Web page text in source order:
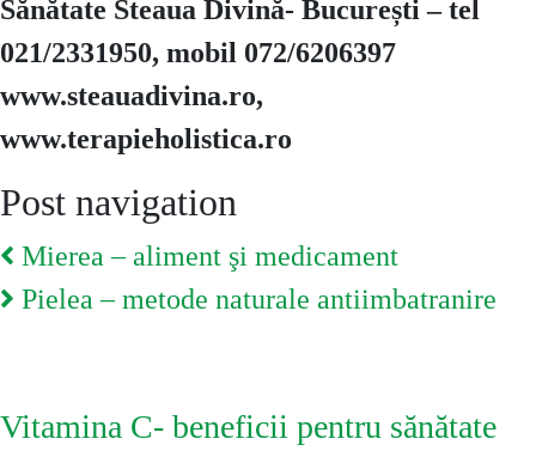
Sănătate Steaua Divină- București – tel
021/2331950, mobil 072/6206397
www.steauadivina.ro,
www.terapieholistica.ro
Post navigation
Mierea – aliment şi medicament
Pielea – metode naturale antiimbatranire
Vitamina C- beneficii pentru sănătate